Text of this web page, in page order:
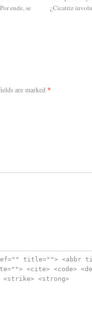
ende, se
¿Cicatriz
are marked *
title=""> <abbr
<cite> <code>
<strike> <strong>